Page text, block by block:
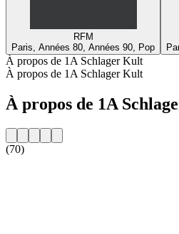
RFM
Paris, Années 80, Années 90, Pop
À propos de 1A Schlager Kult
À propos de 1A Schlager Kult
À propos de 1A
(70)